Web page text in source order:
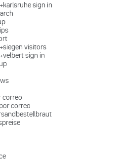
sign in
visitors
sign in
correo
correo